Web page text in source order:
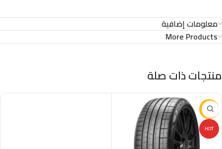
معلومات إضافية
More Products
منتجات ذات صلة
-16%
HOT